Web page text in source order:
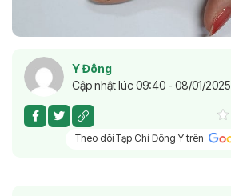
Y Đông
Cập nhật lúc 09:40 - 08/01/2025
Theo dõi Tạp Chí Đông Y trên